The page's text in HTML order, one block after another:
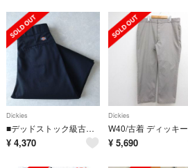
Dickies
■デッドストック級古着 Dickies ディッキーズ 874BK ワークパンツ チノ ブラック 黒 W32L30【WD2047】
¥ 4,370
Dickies
¥ 5,690